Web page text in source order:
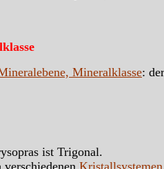
Mineralklasse: der
ist Trigonal.
Kristallsystemen